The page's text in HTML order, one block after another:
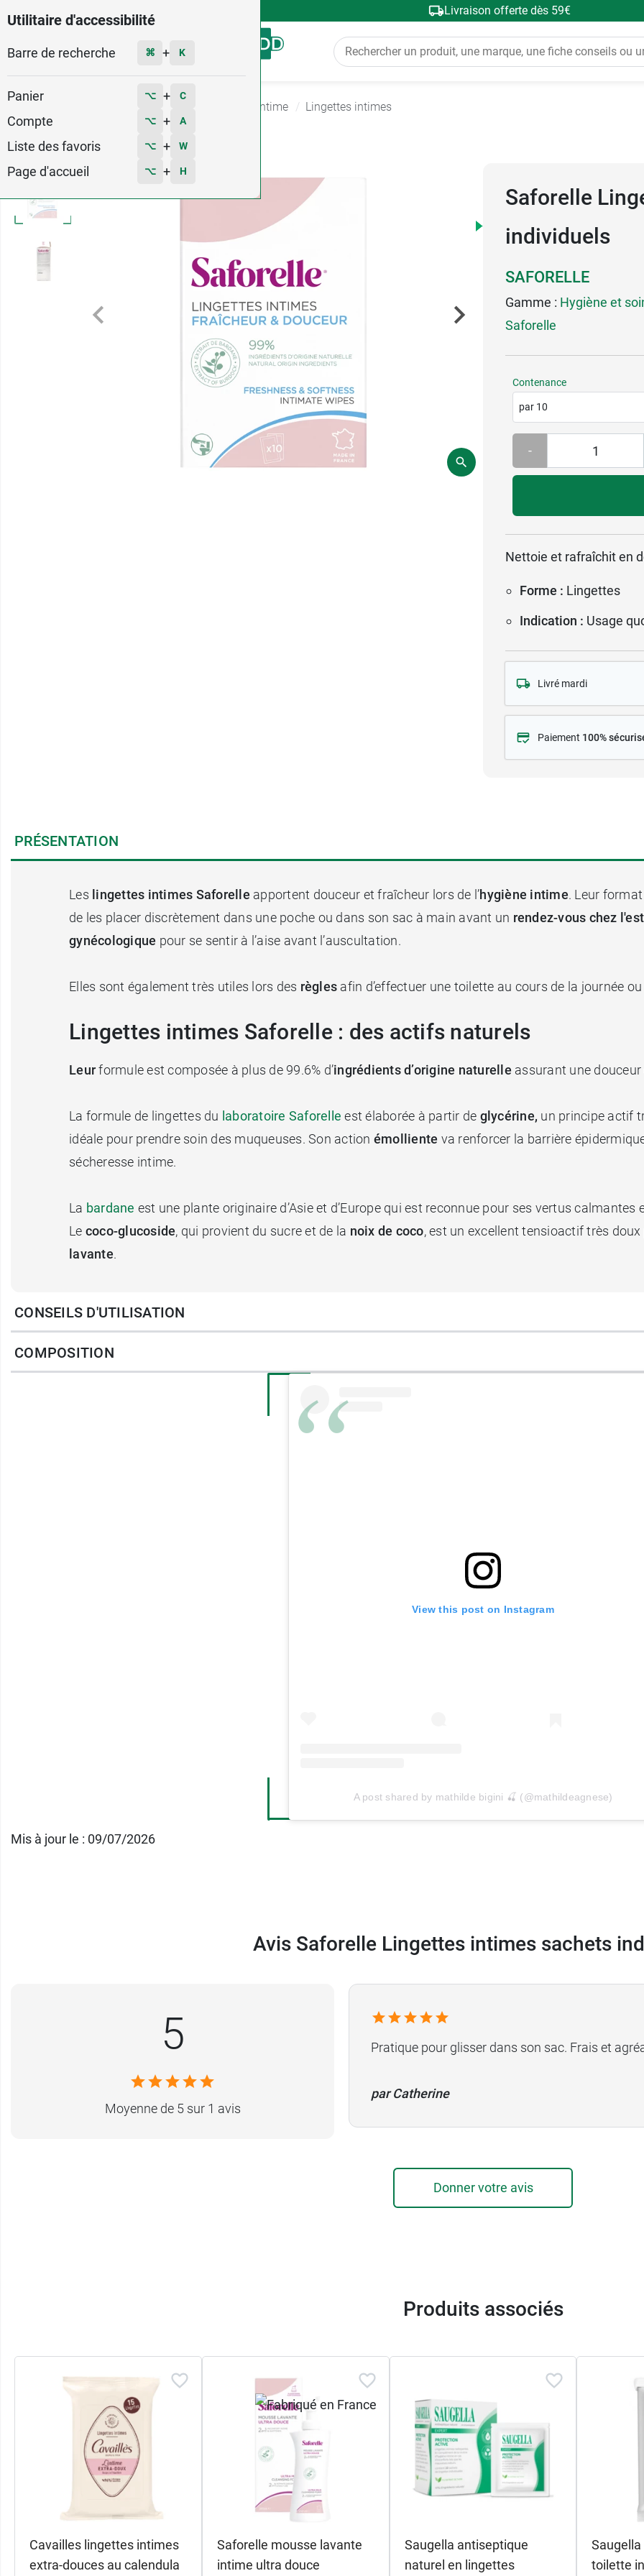
Utilitaire d'accessibilité
Barre de recherche ⌘ + K
Panier ⌥ + C
Compte ⌥ + A
Liste des favoris ⌥ + W
Page d'accueil ⌥ + H
Livraison offerte dès 59€
Menu
Produits Hygiène intime Lingettes intimes
1
Saforelle
individuels
SAFORELLE
Gamme : Hygiène et
Saforelle
Contenance
par 10
-
Nettoie et rafraîchit en
Forme : Lingettes
Indication : Usage
Livré mardi
Paiement 100%
PRÉSENTATION
Les lingettes intimes Saforelle apportent douceur et fraîcheur lors de l’hygiène intime. Leur
de les placer discrètement dans une poche ou dans son sac à main avant un rendez-vous chez
gynécologique pour se sentir à l’aise avant l’auscultation.
Elles sont également très utiles lors des règles afin d’effectuer une toilette au cours de la journée
Lingettes intimes Saforelle : des actifs naturels
Leurformule est composée à plus de 99.6% d’ingrédients d’origine naturelle assurant une
La formule de lingettes du laboratoire Saforelle est élaborée à partir de glycérine, un principe actif
idéale pour prendre soin des muqueuses. Son action émolliente va renforcer la barrière
sécheresse intime.
La bardane est une plante originaire d’Asie et d’Europe qui est reconnue pour ses vertus calmantes
Le coco-glucoside, qui provient du sucre et de la noix de coco, est un excellent tensioactif très
lavante.
risque de les boucher.
Nous vous proposons également lesprotège-slips Saforelle Coton Protectpour respecter votre
Caractéristiques de Saforelle lingette intime en sachet
CONSEILS D'UTILISATION
COMPOSITION
View this post on Instagram
A post shared by mathilde bigini 🍒 (@mathildeagnese)
Mis à jour le : 09/07/2026
Avis Saforelle Lingettes intimes sachets
5
Moyenne de 5 sur 1 avis
Pratique pour glisser dans son sac. Frais et
par Catherine
Donner votre avis
Produits associés
Cavailles lingettes intimes
extra-douces au calendula
Saforelle mousse lavante
intime ultra douce
Saugella antiseptique
naturel en lingettes
toilette